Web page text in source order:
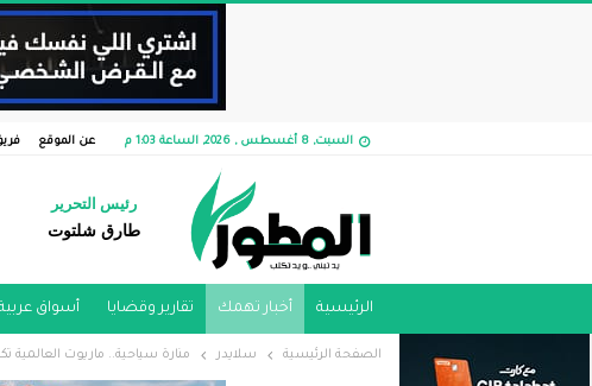
السبت, 8 أغسطس , 2026, الساعة 1:03 م عن الموقع
رئيس التحرير
طارق شلتوت
الرئيسية أخبار تهمك تقارير وقضايا ​ أسواق
الصفحة الرئيسية سلايدر منارة سياحية.. ماريوت العالمية